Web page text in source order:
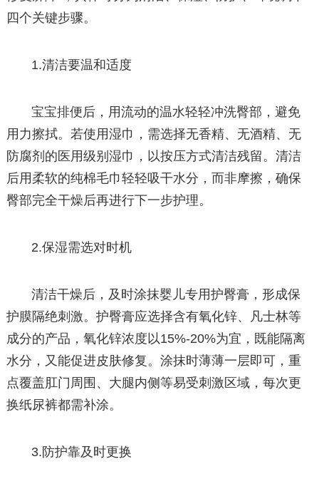
四个关键步骤。
1.清洁要温和适度
宝宝排便后，用流动的温水轻轻冲洗臀部，避免
用力擦拭。若使用湿巾，需选择无香精、无酒精、无
防腐剂的医用级别湿巾，以按压方式清洁残留。清洁
后用柔软的纯棉毛巾轻轻吸干水分，而非摩擦，确保
臀部完全干燥后再进行下一步护理。
2.保湿需选对时机
清洁干燥后，及时涂抹婴儿专用护臀膏，形成保
护膜隔绝刺激。护臀膏应选择含有氧化锌、凡士林等
成分的产品，氧化锌浓度以15%-20%为宜，既能隔离
水分，又能促进皮肤修复。涂抹时薄薄一层即可，重
点覆盖肛门周围、大腿内侧等易受刺激区域，每次更
换纸尿裤都需补涂。
3.防护靠及时更换